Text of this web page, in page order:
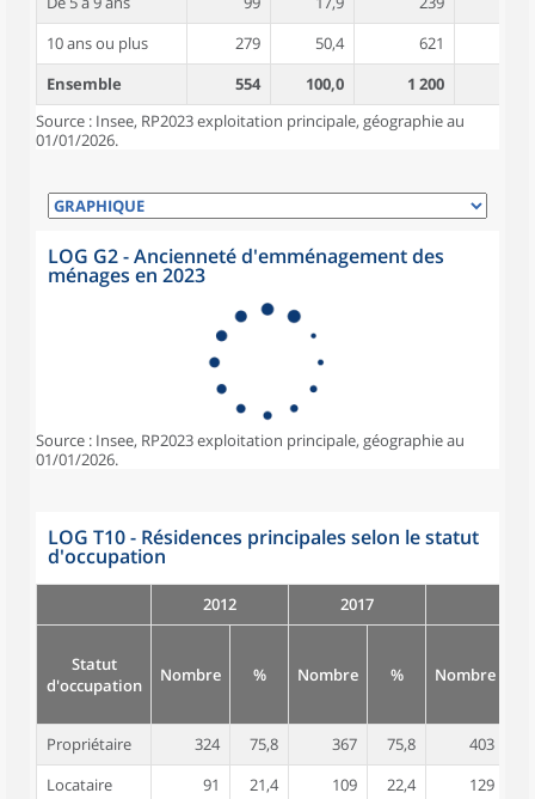
10 ans ou plus
279 50,4 621
Ensemble
554 100,0 1 200
Source : Insee, RP2023 exploitation principale, géographie au
01/01/2026.
LOG G2 - Ancienneté d'emménagement des
ménages en 2023
Source : Insee, RP2023 exploitation principale, géographie au
01/01/2026.
LOG T10 - Résidences principales selon le statut
d'occupation
2012 2017
Statut
d'occupation
Nombre % Nombre % Nombre
Propriétaire 324 75,8 367 75,8 403
Locataire
91 21,4 109 22,4 129